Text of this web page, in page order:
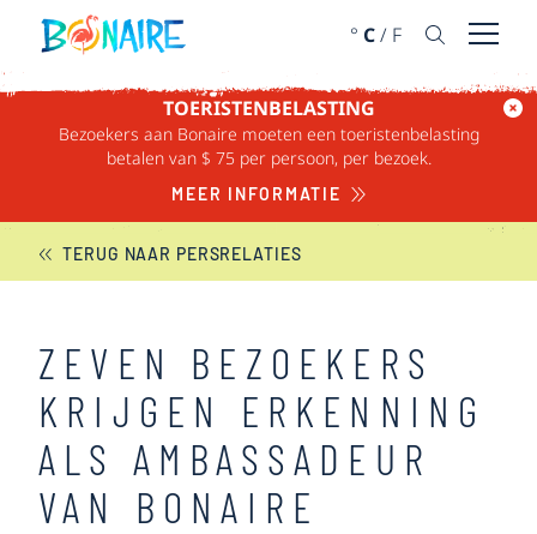
DOORGAAN NAAR ARTIKEL
° C/ F Menu
TOERISTENBELASTING
Bezoekers aan Bonaire moeten een toeristenbelasting
betalen van $ 75 per persoon, per bezoek.
MEER INFORMATIE
BONAIRE NIEUWS
TERUG NAAR PERSRELATIES
ZEVEN BEZOEKERS
KRIJGEN ERKENNING
ALS AMBASSADEUR
VAN BONAIRE